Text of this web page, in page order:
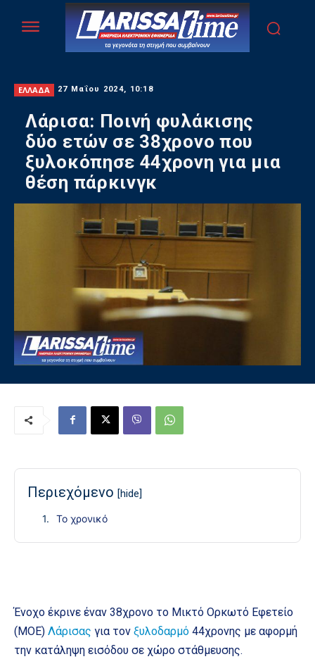
ΕΛΛΑΔΑ 27 Μαΐου 2024, 10:18
Λάρισα: Ποινή φυλάκισης
δύο ετών σε 38χρονο που
ξυλοκόπησε 44χρονη για μια
θέση πάρκινγκ
Περιεχόμενο [hide]
Το χρονικό
Ένοχο έκρινε έναν 38χρονο το Μικτό Ορκωτό Εφετείο
(ΜΟΕ) Λάρισας για τον ξυλοδαρμό 44χρονης με αφορμή
την κατάληψη εισόδου σε χώρο στάθμευσης.